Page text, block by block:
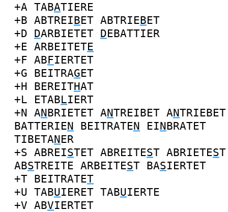
+A TABATIERE
+B ABTREIBET ABTRIEBET
+D DARBIETET DEBATTIER
+E ARBEITETE
+F ABFIERTET
+G BEITRAGET
+H BEREITHAT
+L ETABLIERT
+N ANBRIETET ANTREIBET ANTRIEBET
BATTERIEN BEITRATEN EINBRATET
TIBETANER
+S ABREISTET ABREITEST ABRIETEST
ABSTREITE ARBEITEST BASIERTET
+T BEITRATET
+U TABUIERET TABUIERTE
+V ABVIERTET